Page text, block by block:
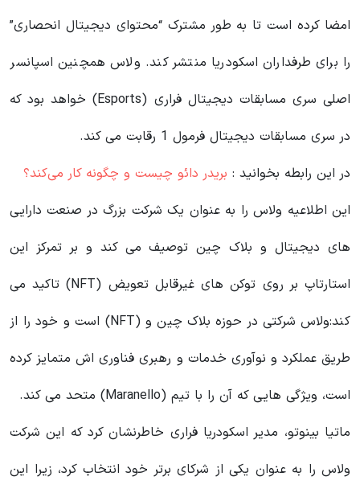
امضا کرده است تا به طور مشترک “محتوای دیجیتال انحصاری”
را برای طرفداران اسکودریا منتشر کند. ولاس همچنین اسپانسر
اصلی سری مسابقات دیجیتال فراری (Esports) خواهد بود که
در سری مسابقات دیجیتال فرمول 1 رقابت می کند.
در این رابطه بخوانید‌ : بریدر دائو چیست و چگونه کار می‌کند؟
این اطلاعیه ولاس را به عنوان یک شرکت بزرگ در صنعت دارایی
های دیجیتال و بلاک چین توصیف می کند و بر تمرکز این
استارتاپ بر روی توکن های غیرقابل تعویض (NFT) تاکید می
کند:ولاس شرکتی در حوزه بلاک چین و (NFT) است و خود را از
طریق عملکرد و نوآوری خدمات و رهبری فناوری اش متمایز کرده
است، ویژگی هایی که آن را با تیم (Maranello) متحد می کند.
ماتیا بینوتو، مدیر اسکودریا فراری خاطرنشان کرد که این شرکت
ولاس را به عنوان یکی از شرکای برتر خود انتخاب کرد، زیرا این